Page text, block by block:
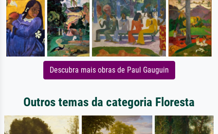
Descubra mais obras de Paul Gauguin
Outros temas da categoria Floresta